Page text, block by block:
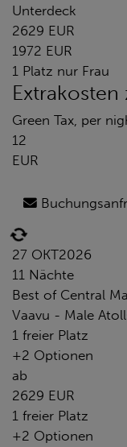
Unterdeck
2629 EUR
1972 EUR
1 Platz nur Frau
Green Tax, per
12
EUR
27 OKT2026
11 Nächte
Best of Central
Vaavu - Male
1 freier Platz
+2 Optionen
ab
2629 EUR
1 freier Platz
+2 Optionen